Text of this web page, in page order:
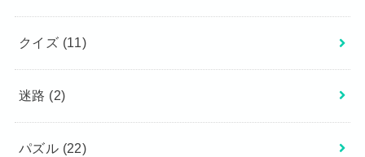
クイズ (11)
迷路 (2)
パズル (22)